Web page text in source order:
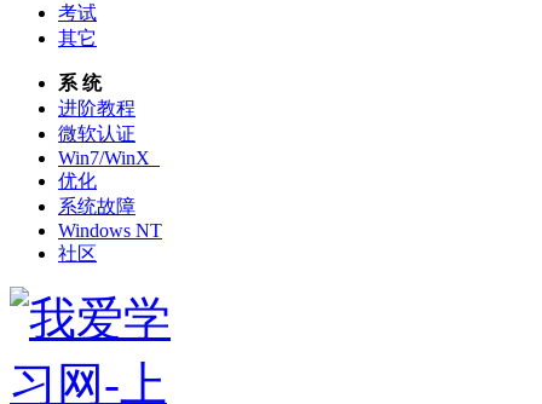
考试
其它
系 统
进阶教程
微软认证
Win7/WinX
优化
系统故障
Windows NT
社区